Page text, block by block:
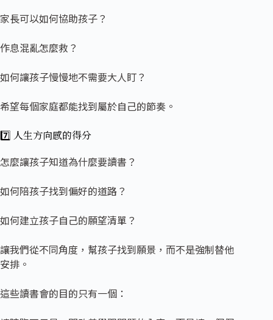
家長可以如何協助孩子？
作息混亂怎麼救？
如何讓孩子慢慢地不需要大人盯？
希望每個家庭都能找到屬於自己的節奏。
7️⃣ 人生方向感的得分
怎麼讓孩子知道為什麼要讀書？
如何陪孩子找到偏好的道路？
如何建立孩子自己的願望清單？
讓我們從不同角度，幫孩子找到願景，而不是強制替他
安排。
這些讀書會的目的只有一個：